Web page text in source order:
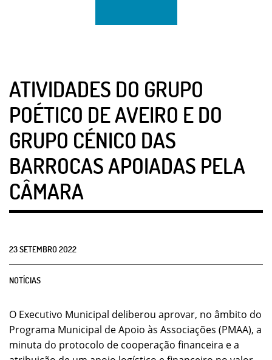
ATIVIDADES DO GRUPO
POÉTICO DE AVEIRO E DO
GRUPO CÉNICO DAS
BARROCAS APOIADAS PELA
CÂMARA
23SETEMBRO2022
NOTÍCIAS
O Executivo Municipal deliberou aprovar, no âmbito do
Programa Municipal de Apoio às Associações (PMAA), a
minuta do protocolo de cooperação financeira e a